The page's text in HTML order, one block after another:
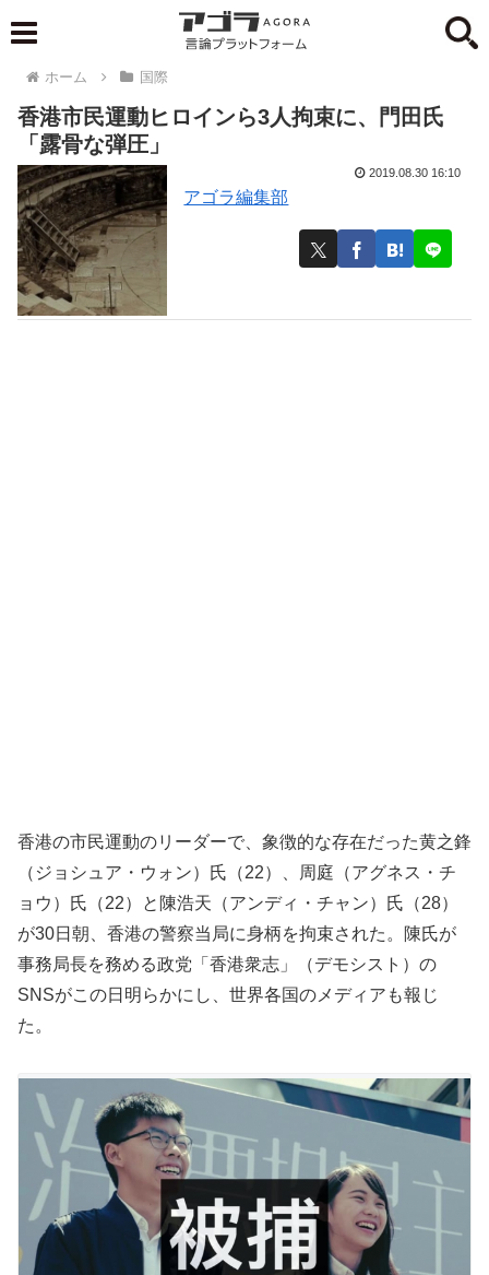
ホーム 国際
香港市民運動ヒロインら3人拘束に、門田氏
「露骨な弾圧」
アゴラ編集部
2019.08.30 16:10
香港の市民運動のリーダーで、象徴的な存在だった黄之鋒
（ジョシュア・ウォン）氏（22）、周庭（アグネス・チ
ョウ）氏（22）と陳浩天（アンディ・チャン）氏（28）
が30日朝、香港の警察当局に身柄を拘束された。陳氏が
事務局長を務める政党「香港衆志」（デモシスト）の
SNSがこの日明らかにし、世界各国のメディアも報じ
た。